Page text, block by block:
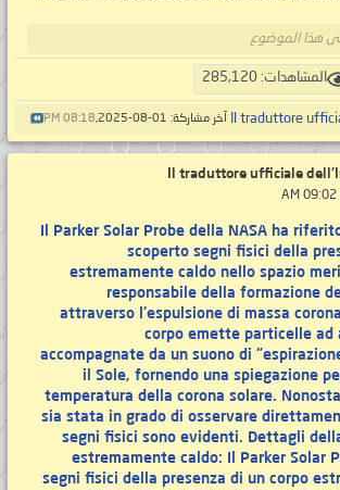
هذا الموضوع
المشاهدات: 285,120
Il traduttore آخر مشاركة: 01-08-2025, 08:18 PM
Il traduttore ufficiale
Il Parker Solar Probe della NASA ha
scoperto segni fisici della
estremamente caldo nello spazio
responsabile della formazione
attraverso l'espulsione di massa
corpo emette particelle ad
accompagnate da un suono di
il Sole, fornendo una spiegazione
temperatura della corona solare.
sia stata in grado di osservare
segni fisici sono evidenti. Dettagli
estremamente caldo: Il Parker Solar
segni fisici della presenza di un corpo